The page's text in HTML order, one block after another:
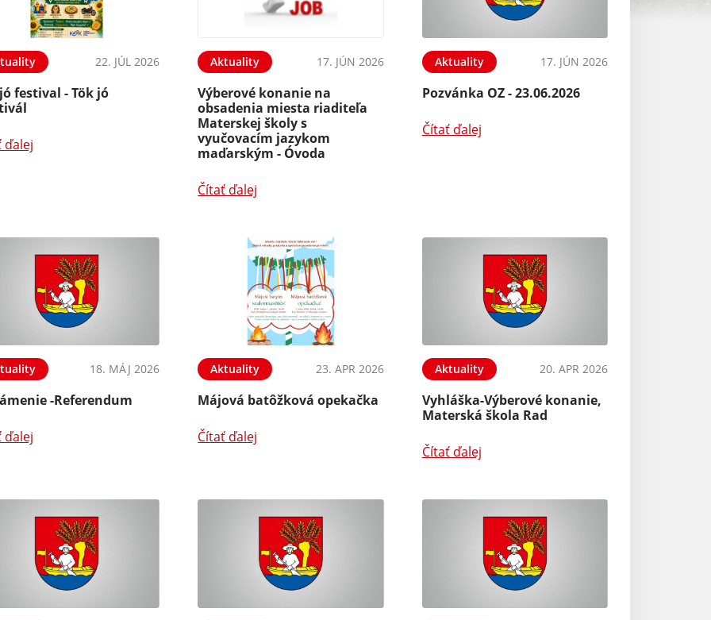
22. JÚL 2026
festival - Tök jó
ďalej
Aktuality 17. JÚN 2026
Výberové konanie na
obsadenia miesta riaditeľa
Materskej školy s
vyučovacím jazykom
maďarským - Óvoda
Čítať ďalej
Aktuality 17. JÚN 2026
Pozvánka OZ - 23.06.2026
Čítať ďalej
18. MÁJ 2026
-Referendum
ďalej
Aktuality 23. APR 2026
Májová batôžková opekačka
Čítať ďalej
Aktuality 20. APR 2026
Vyhláška-Výberové konanie,
Materská škola Rad
Čítať ďalej